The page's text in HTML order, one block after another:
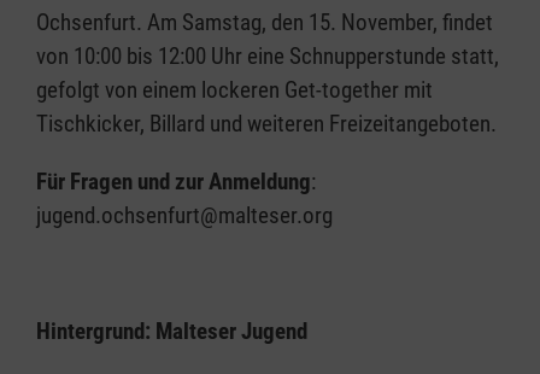
Ochsenfurt. Am Samstag, den 15. November, findet
von 10:00 bis 12:00 Uhr eine Schnupperstunde statt,
gefolgt von einem lockeren Get-together mit
Tischkicker, Billard und weiteren Freizeitangeboten.
Für Fragen und zur Anmeldung:
jugend.ochsenfurt@malteser.org
Hintergrund: Malteser Jugend